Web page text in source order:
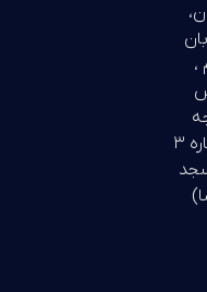
،
شماره ۳